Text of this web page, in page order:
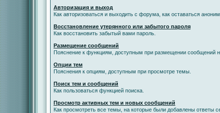
Авторизация и выход
Как авторизоваться и выходить с форума, как оставаться
Восстановление утерянного или забытого пароля
Как восстановить забытый вами пароль.
Размещение сообщений
Пояснение к функциям, доступным при размещении сообщений
Опции тем
Пояснения к опциям, доступным при просмотре темы.
Поиск тем и сообщений
Как пользоваться функцией поиска.
Просмотр активных тем и новых сообщений
Как просмотреть все темы, на которые были добавлены ответы